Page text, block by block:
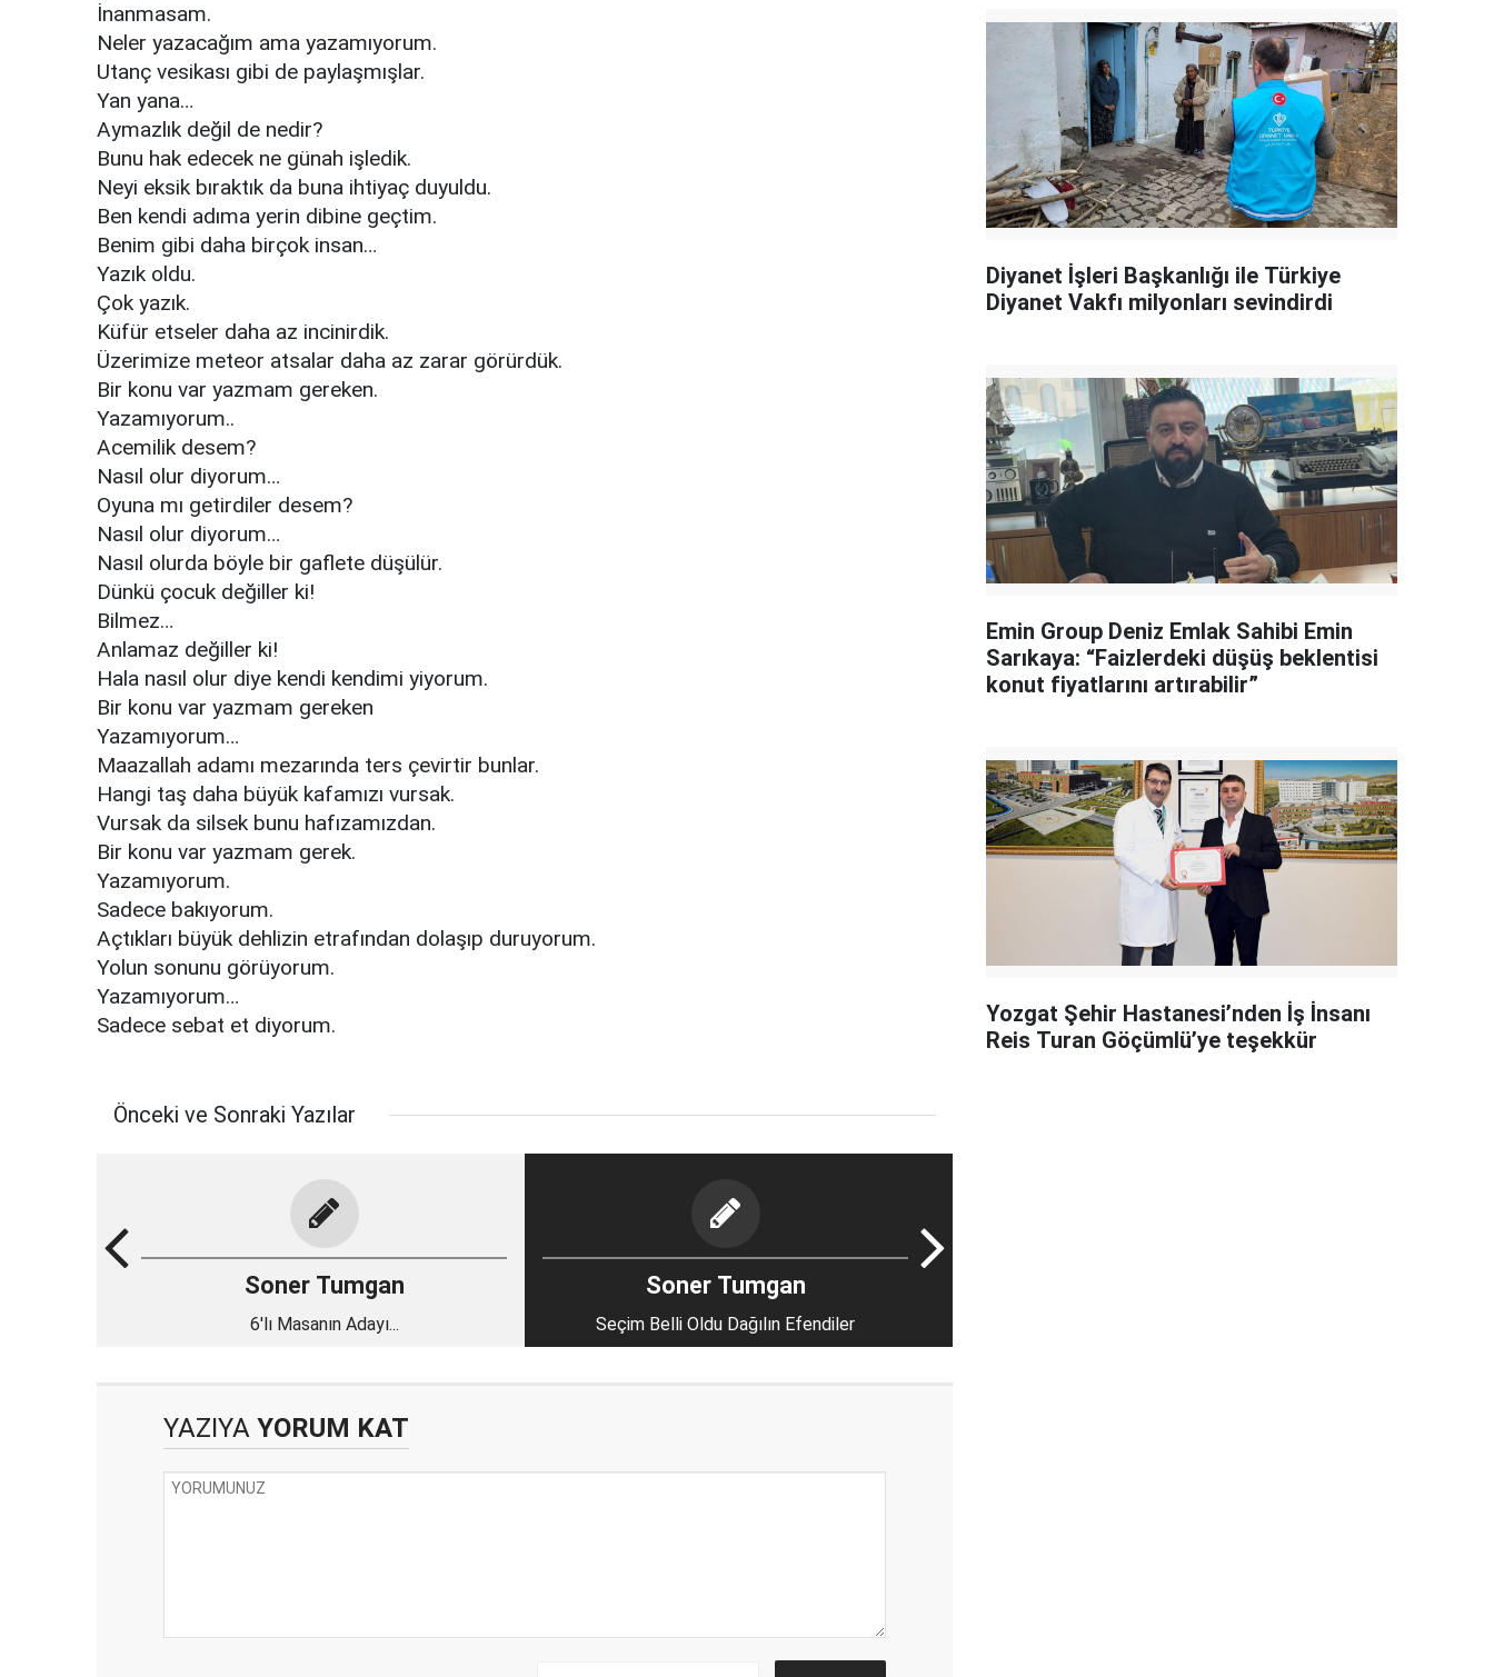
İnanmasam.
Neler yazacağım ama yazamıyorum.
Utanç vesikası gibi de paylaşmışlar.
Yan yana…
Aymazlık değil de nedir?
Bunu hak edecek ne günah işledik.
Neyi eksik bıraktık da buna ihtiyaç duyuldu.
Ben kendi adıma yerin dibine geçtim.
Benim gibi daha birçok insan…
Yazık oldu.
Çok yazık.
Küfür etseler daha az incinirdik.
Üzerimize meteor atsalar daha az zarar görürdük.
Bir konu var yazmam gereken.
Yazamıyorum..
Acemilik desem?
Nasıl olur diyorum…
Oyuna mı getirdiler desem?
Nasıl olur diyorum…
Nasıl olurda böyle bir gaflete düşülür.
Dünkü çocuk değiller ki!
Bilmez…
Anlamaz değiller ki!
Hala nasıl olur diye kendi kendimi yiyorum.
Bir konu var yazmam gereken
Yazamıyorum…
Maazallah adamı mezarında ters çevirtir bunlar.
Hangi taş daha büyük kafamızı vursak.
Vursak da silsek bunu hafızamızdan.
Bir konu var yazmam gerek.
Yazamıyorum.
Sadece bakıyorum.
Açtıkları büyük dehlizin etrafından dolaşıp duruyorum.
Yolun sonunu görüyorum.
Yazamıyorum…
Sadece sebat et diyorum.
Önceki ve Sonraki Yazılar
Soner Tumgan
6'lı Masanın Adayı...
Soner Tumgan
Seçim Belli Oldu Dağılın Efendiler
YAZIYA YORUM KAT
Diyanet İşleri Başkanlığı ile Türkiye
Diyanet Vakfı milyonları sevindirdi
Emin Group Deniz Emlak Sahibi Emin
Sarıkaya: “Faizlerdeki düşüş beklentisi
konut fiyatlarını artırabilir”
Yozgat Şehir Hastanesi’nden İş İnsanı
Reis Turan Göçümlü’ye teşekkür